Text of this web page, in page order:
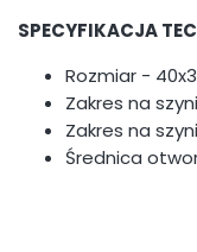
SPECYFIKACJA
Rozmiar -
Zakres na
Zakres na
Średnica